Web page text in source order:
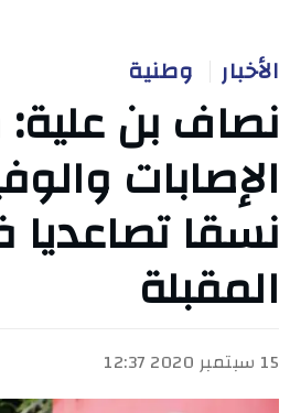
الأخبار وطنية
نصاف بن
الإصابات
نسقا تصاعديا
المقبلة
15 سبتمبر 2020 12:37